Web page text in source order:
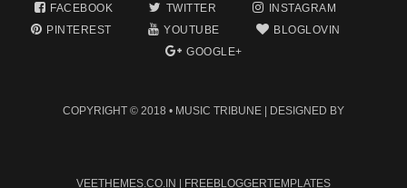
FACEBOOK TWITTER
INSTAGRAM
PINTEREST
YOUTUBE
BLOGLOVIN
GOOGLE+
COPYRIGHT © 2018 • MUSIC TRIBUNE | DESIGNED BY
VEETHEMES.CO.IN | FREEBLOGGERTEMPLATES